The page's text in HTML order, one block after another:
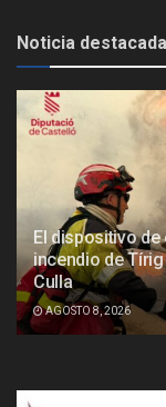
Noticia
El dispositivo
incendio de
Culla
AGOSTO 8, 2026